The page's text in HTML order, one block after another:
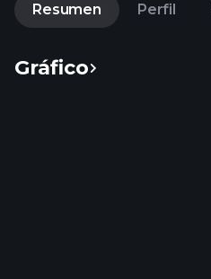
Resumen Perfil
Gráfico